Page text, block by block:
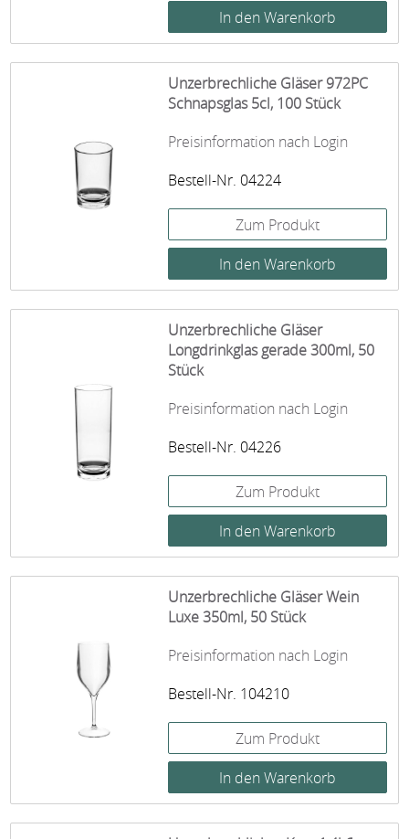
Unzerbrechliche Gläser 972PC
Schnapsglas 5cl, 100 Stück
Preisinformation nach Login
Bestell-Nr. 04224
Zum Produkt
Unzerbrechliche Gläser
Longdrinkglas gerade 300ml, 50
Stück
Preisinformation nach Login
Bestell-Nr. 04226
Zum Produkt
Unzerbrechliche Gläser Wein
Luxe 350ml, 50 Stück
Preisinformation nach Login
Bestell-Nr. 104210
Zum Produkt